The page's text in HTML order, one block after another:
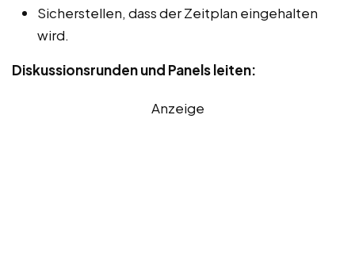
Sicherstellen, dass der Zeitplan eingehalten
wird.
Diskussionsrunden und Panels leiten:
Anzeige